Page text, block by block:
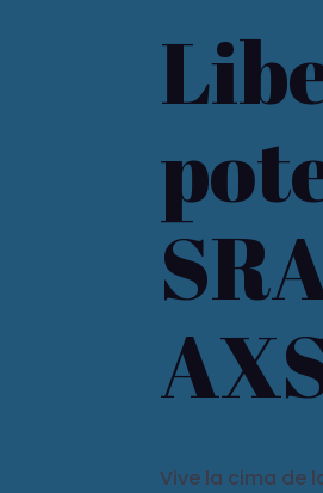
Vive la cima de